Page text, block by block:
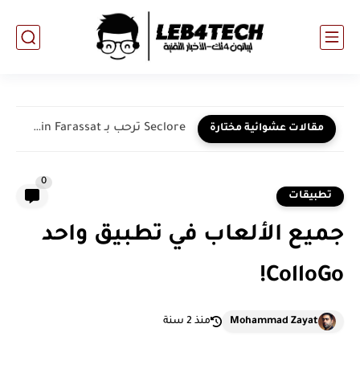
مقالات عشوائية مختارة Seclore ترحب بـ Ramin Farassat في منصب رئيس الإنتاج التنفيذي
تطبيقات
0
جميع الألعاب في تطبيق واحد
ColloGo!
Mohammad Zayat منذ 2 سنة